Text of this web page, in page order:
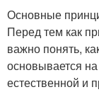
Основные
Перед тем как
важно понять,
основывается
естественной и